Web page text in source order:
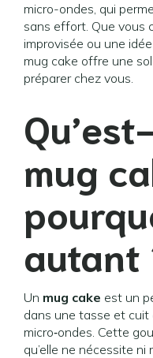
micro-ondes, qui
sans effort. Que vous
improvisée ou une
mug cake offre une
préparer chez vous.
mug
autant
Un mug cake est un
dans une tasse et
micro‑ondes. Cette
qu’elle ne nécessite